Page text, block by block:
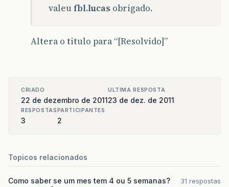
valeufbl.lucas obrigado.
Altera o titulo para “[Resolvido]”
CRIADO
22 de dezembro de 2011
ULTIMA RESPOSTA
23 de dez. de 2011
RESPOSTAS
3
PARTICIPANTES
2
Topicos relacionados
Como saber se um mes tem 4 ou 5 semanas?
31 respostas